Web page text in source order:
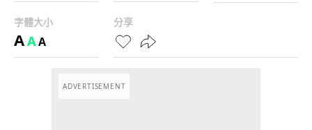
字體大小
AAA
分享
ADVERTISEMENT